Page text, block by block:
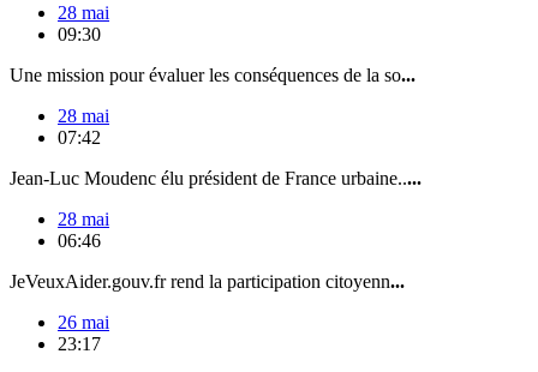
28 mai
09:30
Une mission pour évaluer les conséquences de la so...
28 mai
07:42
Jean-Luc Moudenc élu président de France urbaine.....
28 mai
06:46
JeVeuxAider.gouv.fr rend la participation citoyenn...
26 mai
23:17